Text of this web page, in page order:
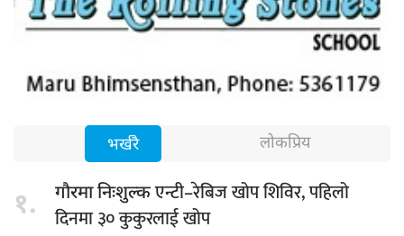
भर्खरै लोकप्रिय
१. गौरमा निःशुल्कएन्टी–रेबिज खोप शिविर, पहिलो
दिनमा ३० कुकुरलाई खोप